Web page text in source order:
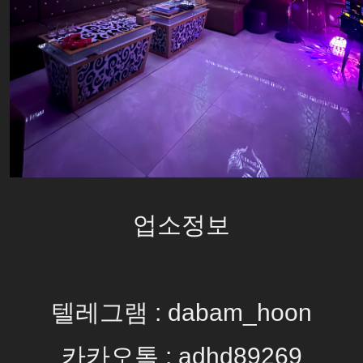
업소정보
텔레그램 : dabam_hoon
카카오톡 : adhd89269